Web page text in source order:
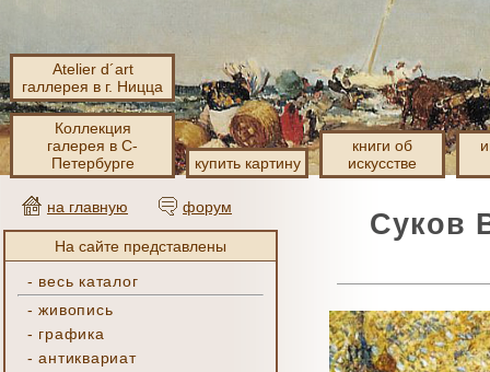
Atelier d´art
галлерея в г. Ницца
Коллекция
галерея в С-
Петербурге
купить картину
книги об
искусстве
на главную форум
На сайте представлены
- весь каталог
-живопись
- графика
-антиквариат
Суков